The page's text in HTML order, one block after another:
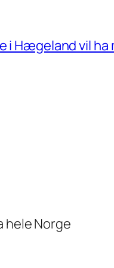
i Hægeland vil ha
hele Norge